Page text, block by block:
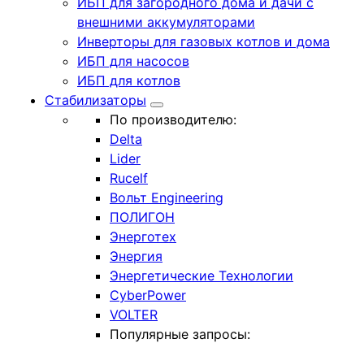
внешними аккумуляторами
Инверторы для газовых котлов и дома
ИБП для насосов
ИБП для котлов
Стабилизаторы
По производителю:
Delta
Lider
Rucelf
Вольт Engineering
ПОЛИГОН
Энерготех
Энергия
Энергетические Технологии
CyberPower
VOLTER
Популярные запросы: